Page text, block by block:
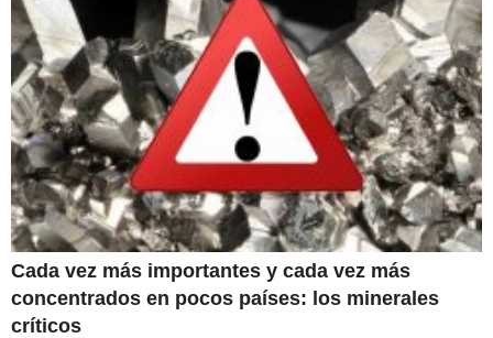
Cada vez más importantes y cada vez más
concentrados en pocos países: los minerales
críticos